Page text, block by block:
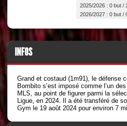
2025/2026 : 0 but /
2026/2027 : 0 but /
INFOS
Grand et costaud (1m91), le défense
Bombito s’est imposé comme l’un
MLS, au point de figurer parmi la
Ligue, en 2024. Il a été transféré de
Gym le 19 août 2024 pour environ 7